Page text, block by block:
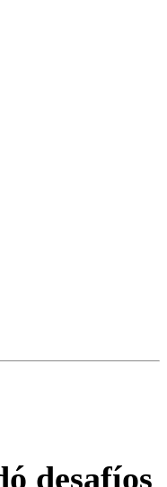
desafíos